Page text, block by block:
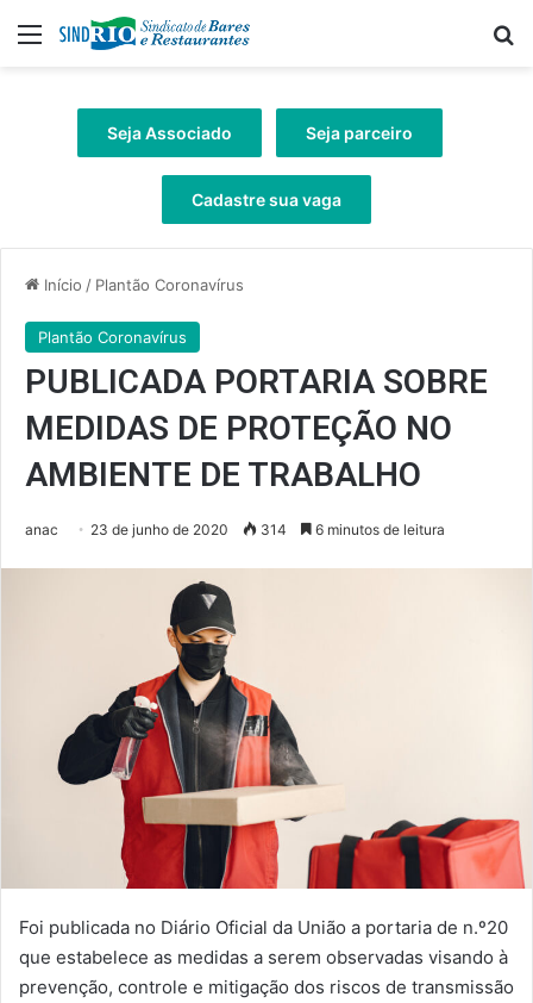
Menu
Seja Associado Seja parceiro
Cadastre sua vaga
Início / Plantão Coronavírus
Plantão Coronavírus
PUBLICADA PORTARIA SOBRE
MEDIDAS DE PROTEÇÃO NO
AMBIENTE DE TRABALHO
anac 23 de junho de 2020 314 6 minutos de leitura
Foi publicada no Diário Oficial da União a portaria de n.º20
que estabelece as medidas a serem observadas visando à
prevenção, controle e mitigação dos riscos de transmissão